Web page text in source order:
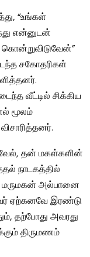
“உங்கள்
என்னுடன்
சகோதரிகள்
வீட்டில் சிக்கிய
மூலம்
தன் மகள்களின்
நாடகத்தில்
மருமகன் அல்பானை
ஏற்கனவே இரண்டு
தற்போது அவரது
திருமணம்